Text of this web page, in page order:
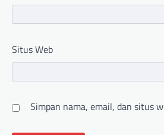
Situs Web
Simpan nama, email, dan situs